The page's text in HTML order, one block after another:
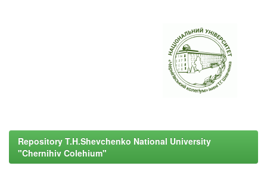
Repository T.H.Shevchenko National University
"Chernihiv Colehium"